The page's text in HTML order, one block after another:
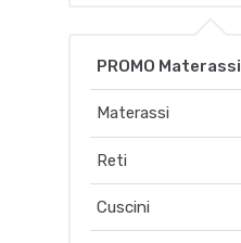
PROMO Materassi
Materassi
Reti
Cuscini